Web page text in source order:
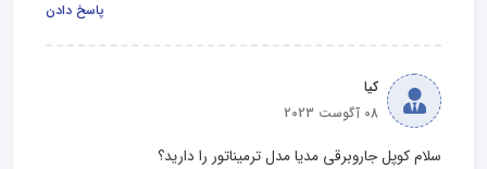
پاسخ دادن
کیا
08 آگوست 2023
سلام کوپل جاروبرقی مدیا مدل ترمیناتور را دارید؟